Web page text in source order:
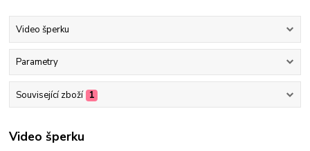
Video šperku
Parametry
Související zboží 1
Video šperku